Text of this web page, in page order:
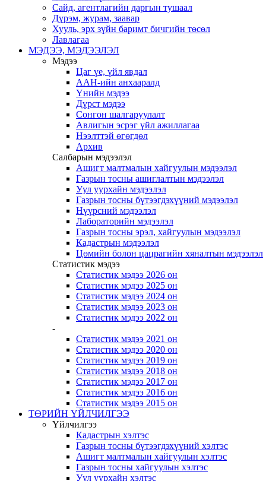
Сайд, агентлагийн даргын тушаал
Дүрэм, журам, заавар
Хууль, эрх зүйн баримт бичгийн төсөл
Лавлагаа
МЭДЭЭ, МЭДЭЭЛЭЛ
Мэдээ
Цаг үе, үйл явдал
ААН-ийн анхааралд
Үнийн мэдээ
Дүрст мэдээ
Сонгон шалгаруулалт
Авлигын эсрэг үйл ажиллагаа
Нээлттэй өгөгдөл
Архив
Салбарын мэдээлэл
Ашигт малтмалын хайгуулын мэдээлэл
Газрын тосны ашиглалтын мэдээлэл
Уул уурхайн мэдээлэл
Газрын тосны бүтээгдэхүүний мэдээлэл
Нүүрсний мэдээлэл
Лабораторийн мэдээлэл
Газрын тосны эрэл, хайгуулын мэдээлэл
Кадастрын мэдээлэл
Цөмийн болон цацрагийн хяналтын мэдээлэл
Статистик мэдээ
Статистик мэдээ 2026 он
Статистик мэдээ 2025 он
Статистик мэдээ 2024 он
Статистик мэдээ 2023 он
Статистик мэдээ 2022 он
-
Статистик мэдээ 2021 он
Статистик мэдээ 2020 он
Статистик мэдээ 2019 он
Статистик мэдээ 2018 он
Статистик мэдээ 2017 он
Статистик мэдээ 2016 он
Статистик мэдээ 2015 он
ТӨРИЙН ҮЙЛЧИЛГЭЭ
Үйлчилгээ
Кадастрын хэлтэс
Газрын тосны бүтээгдэхүүний хэлтэс
Ашигт малтмалын хайгуулын хэлтэс
Газрын тосны хайгуулын хэлтэс
Уул уурхайн хэлтэс